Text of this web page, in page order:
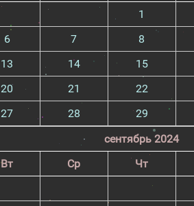
1
6 7 8
13 14 15
20 21 22
27 28 29
сентябрь 2024
Вт Ср Чт